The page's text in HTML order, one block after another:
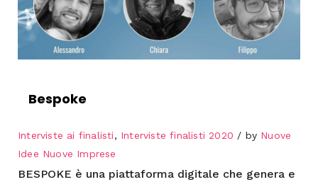
Bespoke
Interviste ai finalisti, Interviste finalisti 2020 by Nuove
Idee Nuove Imprese
BESPOKE è una piattaforma digitale che genera e